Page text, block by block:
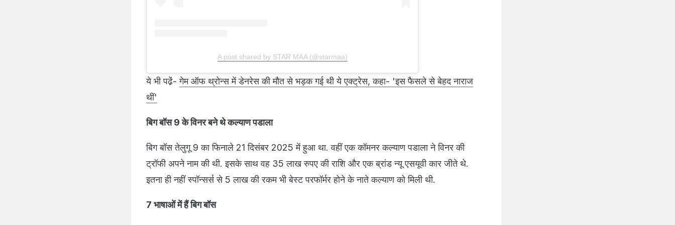
A post shared by STAR MAA (@starmaa)
ये भी पढे़ं-गेम ऑफ थ्रोन्स में डेनरेस की मौत से भड़क गई थी ये एक्ट्रेस, कहा- 'इस फैसले से बेहद नाराज
थीं'
बिग बॉस 9 के विनर बने थे कल्याण पडाला
बिग बॉस तेलुगू 9 का फिनाले 21 दिसंबर 2025 में हुआ था. वहीं एक कॉमनर कल्याण पडाला ने विनर की
ट्रॉफी अपने नाम की थी. इसके साथ वह 35 लाख रुपए की राशि और एक ब्रांड न्यू एसयूवी कार जीते थे.
इतना ही नहीं स्पॉन्सर्स से 5 लाख की रकम भी बेस्ट परफॉर्मर होने के नाते कल्याण को मिली थी.
7 भाषाओं में हैं बिग बॉस